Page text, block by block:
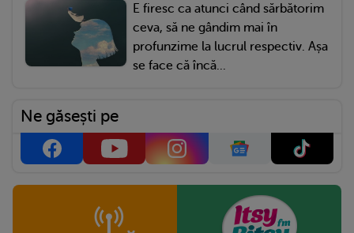
E firesc ca atunci când sărbătorim
ceva, să ne gândim mai în
profunzime la lucrul respectiv. Așa
se face că încă...
Ne găsești pe